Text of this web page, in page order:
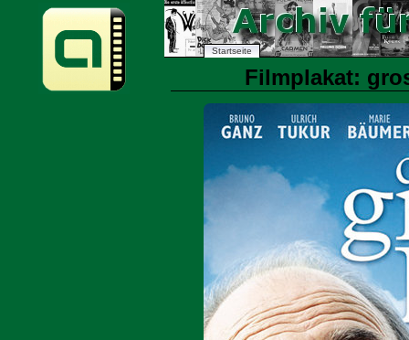
Startseite
Filmplakat: